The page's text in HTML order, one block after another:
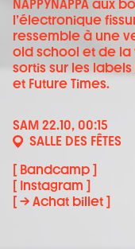
NAPPYNAPPA
l’électronique
ressemble à une
old school et de la
sortis sur les
et Future Times.
SAM 22.10, 00:15
SALLE DES FÊTES
[ Bandcamp ]
[ Instagram ]
[ → Achat billet ]